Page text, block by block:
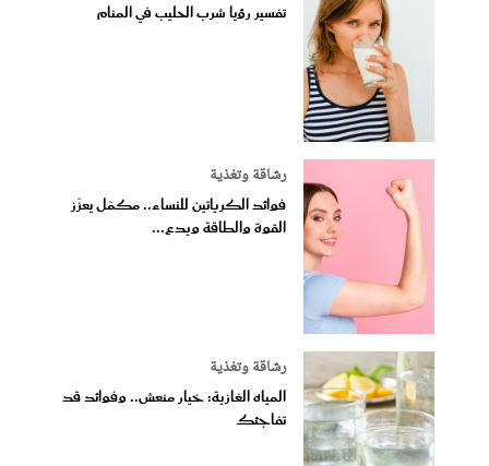
تفسير رؤيا شرب الحليب في المنام
رشاقة وتغذية
فوائد الكرياتين للنساء.. مكمّل يعزّز
القوة والطاقة ويدع...
رشاقة وتغذية
المياه الغازية: خيار منعش.. وفوائد قد
تفاجئك